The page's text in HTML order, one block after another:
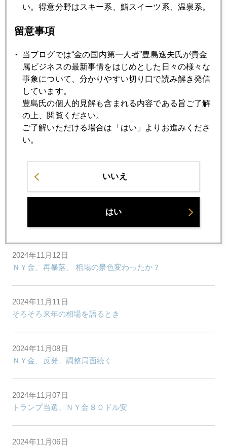
ＮＹ金、２６００ドル台回復
2024年11月18日
２５００ドル台、値固め、続く
2024年11月15日
ＮＹ金、２５００ドル台で値固め
2024年11月14日
ＮＹ金、本格的に２５００ドル台へ続落
2024年11月12日
ＮＹ金、再暴落、 相場の景色変わったか？
2024年11月11日
そろそろ来年の相場を語るとき
2024年11月08日
ＮＹ金、反発、調整局面続く
2024年11月07日
トランプ当選、ＮＹ金８０ドル安
2024年11月06日
い。得意分野はスキー系、鮨スイーツ系、温泉系。
留意事項
当ブログでは“金の国内第一人者”豊島逸夫氏が貴金
属ビジネスの最新事情をはじめとした日々の様々な
事象について、分かりやすい切り口で読み解き発信
しています。
豊島氏の個人的見解も含まれる内容である旨ご了解
の上、閲覧ください。
ご了解いただける場合は「はい」よりお進みくださ
い。
いいえ
はい